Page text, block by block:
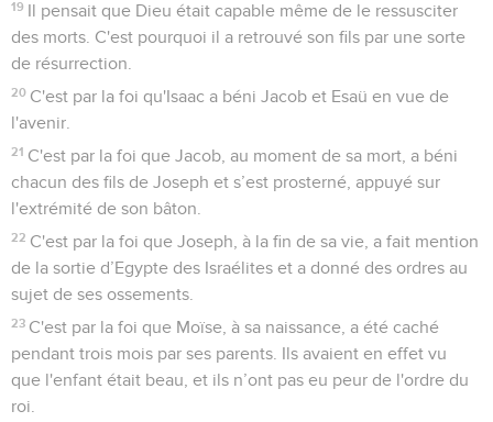
19 Il pensait que Dieu était capable même de le ressusciter
des morts. C'est pourquoi il a retrouvé son fils par une sorte
de résurrection.
20 C'est par la foi qu'Isaac a béni Jacob et Esaü en vue de
l'avenir.
21 C'est par la foi que Jacob, au moment de sa mort, a béni
chacun des fils de Joseph et s’est prosterné, appuyé sur
l'extrémité de son bâton.
22 C'est par la foi que Joseph, à la fin de sa vie, a fait mention
de la sortie d’Egypte des Israélites et a donné des ordres au
sujet de ses ossements.
23 C'est par la foi que Moïse, à sa naissance, a été caché
pendant trois mois par ses parents. Ils avaient en effet vu
que l'enfant était beau, et ils n’ont pas eu peur de l'ordre du
roi.